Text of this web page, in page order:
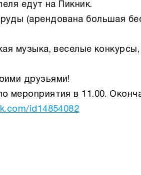
едут на Пикник.
(арендована большая
музыка, веселые
друзьями!
мероприятия в 11.00.
id14854082